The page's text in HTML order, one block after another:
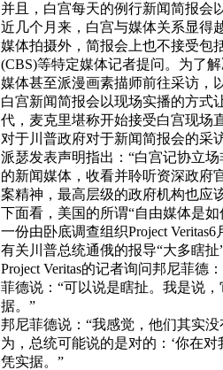
并且，白宫每天的例行新闻简报会
近几个月来，白宫与媒体关系显得
媒体拍摄外，简报会上也不接受包
(CBS)等特定媒体记者提问。为了
媒体甚至派漫画素描师前往采访，
白宫新闻简报会以现场实播的方式
代，麦克里堪称开始接受白宫现场
对于川普政府对于新闻简报会的采
派瑟发表声明指出：“白宫记协立
的新闻媒体，收看并聆听资深政府
案精神，最高层级的政府机构也应
下面看，美国的所谓“自由媒体是如
一份由卧底调查组织Project
有关川普总统通俄的报导“大多瞎扯”
Project Veritas的记者询问邦尼菲德
菲德说：“可以说是瞎扯。我是说
据。”
邦尼菲德说：“我感觉，他们其实
为，总统可能说的是对的：‘你在
凭实据。”